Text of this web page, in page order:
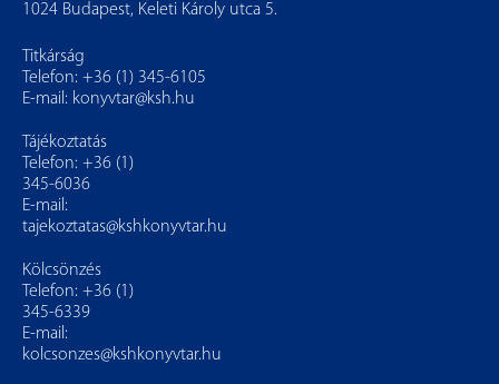
1024 Budapest, Keleti Károly utca 5.
Titkárság
Telefon: +36 (1) 345-6105
E-mail: konyvtar@ksh.hu
Tájékoztatás
Telefon: +36 (1)
345-6036
E-mail:
tajekoztatas@kshkonyvtar.hu
Kölcsönzés
Telefon: +36 (1)
345-6339
E-mail:
kolcsonzes@kshkonyvtar.hu